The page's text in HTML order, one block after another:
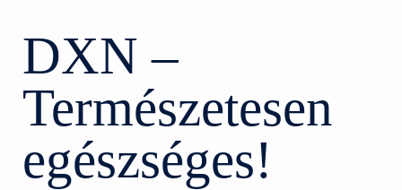
DXN –
Természetesen
egészséges!